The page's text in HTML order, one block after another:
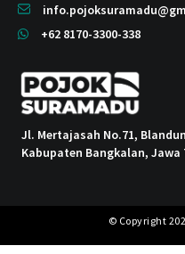
+62 8170-3300-338
Jl. Mertajasah No.71,
Kabupaten Bangkalan, Jawa
© Copyright